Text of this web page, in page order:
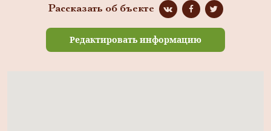
Рассказать об бъекте
Редактировать информацию